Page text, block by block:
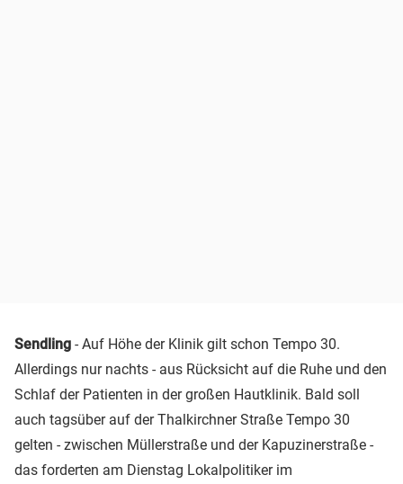
Sendling - Auf Höhe der Klinik gilt schon Tempo 30.
Allerdings nur nachts - aus Rücksicht auf die Ruhe und den
Schlaf der Patienten in der großen Hautklinik. Bald soll
auch tagsüber auf der Thalkirchner Straße Tempo 30
gelten - zwischen Müllerstraße und der Kapuzinerstraße -
das forderten am Dienstag Lokalpolitiker im